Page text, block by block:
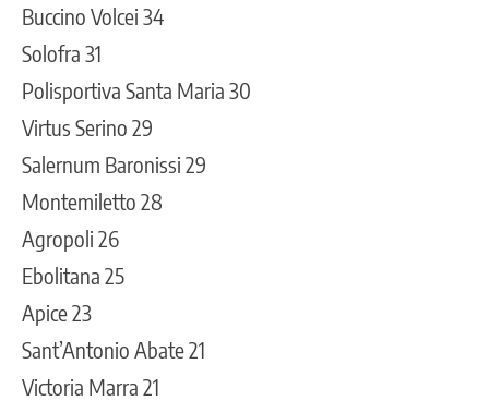
Buccino Volcei 34
Solofra 31
Polisportiva Santa Maria 30
Virtus Serino 29
Salernum Baronissi 29
Montemiletto 28
Agropoli 26
Ebolitana 25
Apice 23
Sant’Antonio Abate 21
Victoria Marra 21